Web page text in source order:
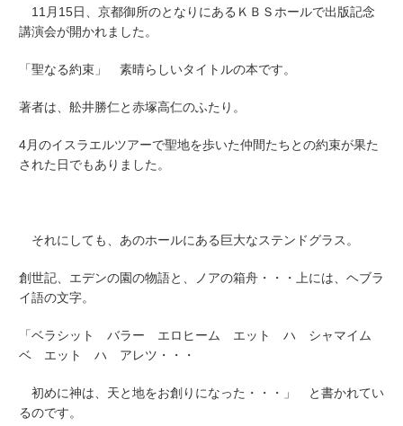
11月15日、京都御所のとなりにあるＫＢＳホールで出版記念
講演会が開かれました。
「聖なる約束」 素晴らしいタイトルの本です。
著者は、舩井勝仁と赤塚高仁のふたり。
4月のイスラエルツアーで聖地を歩いた仲間たちとの約束が果た
された日でもありました。
それにしても、あのホールにある巨大なステンドグラス。
創世記、エデンの園の物語と、ノアの箱舟・・・上には、ヘブラ
イ語の文字。
「ベラシット バラー エロヒーム エット ハ シャマイム
ベ エット ハ アレツ・・・
初めに神は、天と地をお創りになった・・・」 と書かれてい
るのです。